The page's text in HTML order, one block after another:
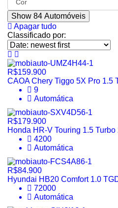
Show 84 Automóveis
Apagar tudo
Classificado por:
R$159.900
CAOA Chery Tiggo 5X Pro 1.5
9
Automática
R$179.900
Honda HR-V Touring 1.5 Turbo
4200
Automática
R$84.900
Hyundai HB20 Comfort 1.0
72000
Automática